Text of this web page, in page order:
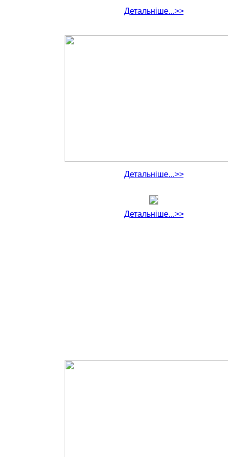
Детальніше...>>
Детальніше...>>
Детальніше...>>